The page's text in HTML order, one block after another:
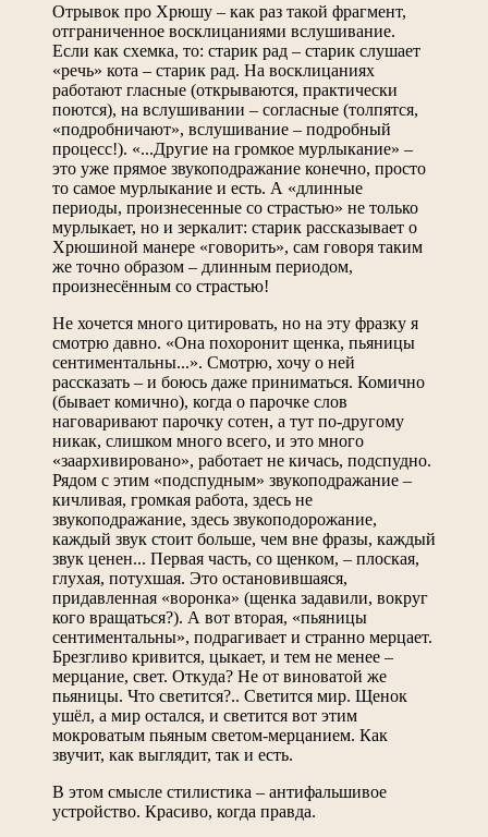
Отрывок про Хрюшу – как раз такой фрагмент,
отграниченное восклицаниями вслушивание.
Если как схемка, то: старик рад – старик слушает
«речь» кота – старик рад. На восклицаниях
работают гласные (открываются, практически
поются), на вслушивании – согласные (толпятся,
«подробничают», вслушивание – подробный
процесс!). «...Другие на громкое мурлыкание» –
это уже прямое звукоподражание конечно, просто
то самое мурлыкание и есть. А «длинные
периоды, произнесенные со страстью» не только
мурлыкает, но и зеркалит: старик рассказывает о
Хрюшиной манере «говорить», сам говоря таким
же точно образом – длинным периодом,
произнесённым со страстью!
Не хочется много цитировать, но на эту фразку я
смотрю давно. «Она похоронит щенка, пьяницы
сентиментальны...». Смотрю, хочу о ней
рассказать – и боюсь даже приниматься. Комично
(бывает комично), когда о парочке слов
наговаривают парочку сотен, а тут по-другому
никак, слишком много всего, и это много
«заархивировано», работает не кичась, подспудно.
Рядом с этим «подспудным» звукоподражание –
кичливая, громкая работа, здесь не
звукоподражание, здесь звукоподорожание,
каждый звук стоит больше, чем вне фразы, каждый
звук ценен... Первая часть, со щенком, – плоская,
глухая, потухшая. Это остановившаяся,
придавленная «воронка» (щенка задавили, вокруг
кого вращаться?). А вот вторая, «пьяницы
сентиментальны», подрагивает и странно мерцает.
Брезгливо кривится, цыкает, и тем не менее –
мерцание, свет. Откуда? Не от виноватой же
пьяницы. Что светится?.. Светится мир. Щенок
ушёл, а мир остался, и светится вот этим
мокроватым пьяным светом-мерцанием. Как
звучит, как выглядит, так и есть.
В этом смысле стилистика – антифальшивое
устройство. Красиво, когда правда.